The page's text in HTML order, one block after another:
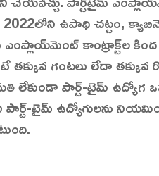
ఉపాధి చట్టం,
కాంట్రాక్ట్‌ల
తక్కువ గంటలు లేదా తక్కువ
లేకుండా పార్ట్-టైమ్ ఉద్యోగ
టైమ్ ఉద్యోగులను